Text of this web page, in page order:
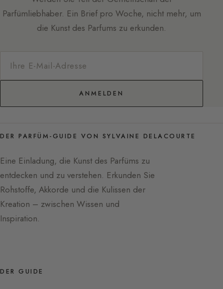
Parfümliebhaber. Ein Brief pro Woche, nicht mehr, um
die Kunst des Parfums zu erkunden.
ANMELDEN
DER PARFÜM-GUIDE VON SYLVAINE DELACOURTE
Eine Einladung, die Kunst des Parfüms zu
entdecken und zu verstehen. Erkunden Sie
Rohstoffe, Akkorde und die Kulissen der
Kreation – zwischen Wissen und
Inspiration.
DER GUIDE